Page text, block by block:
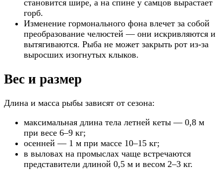
становится шире, а на спине у самцов вырастает
горб.
Изменение гормонального фона влечет за собой
преобразование челюстей — они искривляются и
вытягиваются. Рыба не может закрыть рот из-за
выросших изогнутых клыков.
Вес и размер
Длина и масса рыбы зависят от сезона:
максимальная длина тела летней кеты — 0,8 м
при весе 6–9 кг;
осенней — 1 м при массе 10–15 кг;
в выловах на промыслах чаще встречаются
представители длиной 0,5 м и весом 2–3 кг.